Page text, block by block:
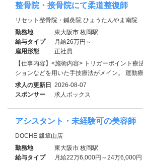
整骨院・接骨院にて柔道整復師
リセット整骨院・鍼灸院 ひょうたんやま南院
勤務地
東大阪市 枚岡駅
給与タイプ
月給26万円～
雇用形態
正社員
【仕事内容】<施術内容> トリガーポイント療
ションなどを用いた手技療法がメイン。 運動
求人の更新日 2026-08-07
スポンサー
求人ボックス
アシスタント・未経験可の美容師
DOCHE 瓢箪山店
勤務地
東大阪市 枚岡駅
給与タイプ
月給22万6,000円～24万6,000円